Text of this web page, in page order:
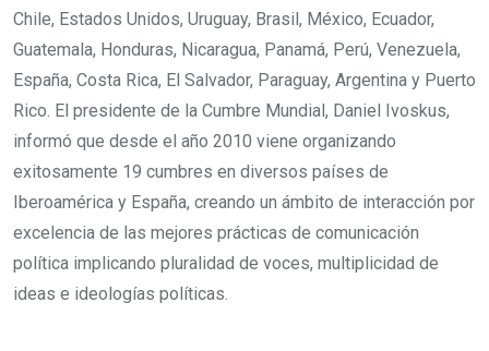
Chile, Estados Unidos, Uruguay, Brasil, México, Ecuador,
Guatemala, Honduras, Nicaragua, Panamá, Perú, Venezuela,
España, Costa Rica, El Salvador, Paraguay, Argentina y Puerto
Rico. El presidente de la Cumbre Mundial, Daniel Ivoskus,
informó que desde el año 2010 viene organizando
exitosamente 19 cumbres en diversos países de
Iberoamérica y España, creando un ámbito de interacción por
excelencia de las mejores prácticas de comunicación
política implicando pluralidad de voces, multiplicidad de
ideas e ideologías políticas.